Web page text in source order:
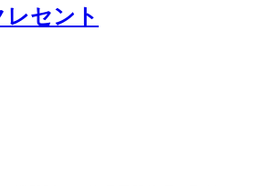
レセント